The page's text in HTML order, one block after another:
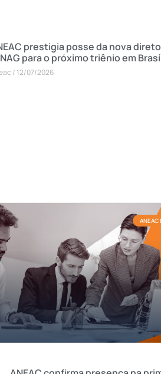
prestigia posse da nova
para o próximo triênio em
12/07/2026
ANEAC